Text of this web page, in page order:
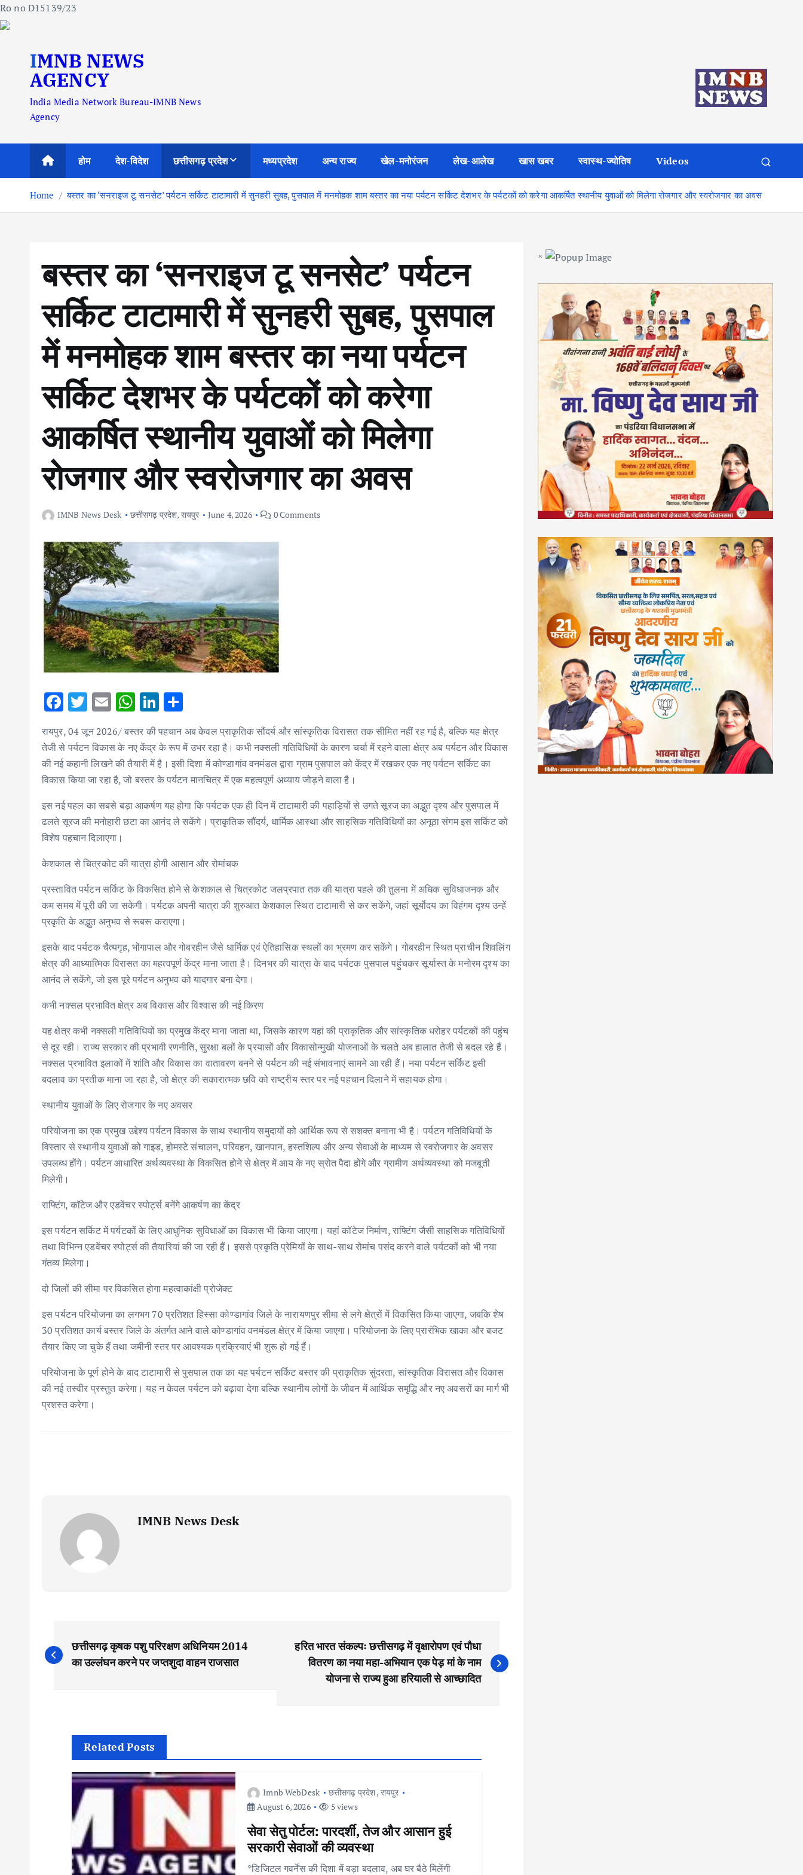
Ro no D15139/23
IMNB NEWS
AGENCY
lndia Media Network Bureau-IMNB News
Agency
होम देश-विदेश छत्तीसगढ़ प्रदेश मध्यप्रदेश अन्य राज्य खेल-मनोरंजन लेख-आलेख खास खबर स्वास्थ-ज्योतिष Videos
Home बस्तर का ‘सनराइज टू सनसेट’ पर्यटन सर्किट टाटामारी में सुनहरी सुबह, पुसपाल में मनमोहक शाम बस्तर का नया पर्यटन सर्किट देशभर के पर्यटकों को करेगा आकर्षित स्थानीय युवाओं को मिलेगा रोजगार और स्वरोजगार का अवस
बस्तर का ‘सनराइज टू सनसेट’ पर्यटन
सर्किट टाटामारी में सुनहरी सुबह, पुसपाल
में मनमोहक शाम बस्तर का नया पर्यटन
सर्किट देशभर के पर्यटकों को करेगा
आकर्षित स्थानीय युवाओं को मिलेगा
रोजगार और स्वरोजगार का अवस
IMNB News Desk छत्तीसगढ़ प्रदेश, रायपुर June 4, 2026 0 Comments
F
e
b
o
o
k
T
it
te
r
E
ai
l
W
at
s
A
p
p
Li
k
e
dI
n
ar
e
रायपुर, 04 जून 2026/ बस्तर की पहचान अब केवल प्राकृतिक सौंदर्य और सांस्कृतिक विरासत तक सीमित नहीं रह गई है, बल्कि यह क्षेत्र
तेजी से पर्यटन विकास के नए केंद्र के रूप में उभर रहा है। कभी नक्सली गतिविधियों के कारण चर्चा में रहने वाला क्षेत्र अब पर्यटन और विकास
की नई कहानी लिखने की तैयारी में है। इसी दिशा में कोण्डागांव वनमंडल द्वारा ग्राम पुसपाल को केंद्र में रखकर एक नए पर्यटन सर्किट का
विकास किया जा रहा है, जो बस्तर के पर्यटन मानचित्र में एक महत्वपूर्ण अध्याय जोड़ने वाला है।
इस नई पहल का सबसे बड़ा आकर्षण यह होगा कि पर्यटक एक ही दिन में टाटामारी की पहाड़ियों से उगते सूरज का अद्भुत दृश्य और पुसपाल में
ढलते सूरज की मनोहारी छटा का आनंद ले सकेंगे। प्राकृतिक सौंदर्य, धार्मिक आस्था और साहसिक गतिविधियों का अनूठा संगम इस सर्किट को
विशेष पहचान दिलाएगा।
केशकाल से चित्रकोट की यात्रा होगी आसान और रोमांचक
प्रस्तावित पर्यटन सर्किट के विकसित होने से केशकाल से चित्रकोट जलप्रपात तक की यात्रा पहले की तुलना में अधिक सुविधाजनक और
कम समय में पूरी की जा सकेगी। पर्यटक अपनी यात्रा की शुरुआत केशकाल स्थित टाटामारी से कर सकेंगे, जहां सूर्याेदय का विहंगम दृश्य उन्हें
प्रकृति के अद्भुत अनुभव से रूबरू कराएगा।
इसके बाद पर्यटक चैत्यगृह, भोंगापाल और गोबरहीन जैसे धार्मिक एवं ऐतिहासिक स्थलों का भ्रमण कर सकेंगे। गोबरहीन स्थित प्राचीन शिवलिंग
क्षेत्र की आध्यात्मिक विरासत का महत्वपूर्ण केंद्र माना जाता है। दिनभर की यात्रा के बाद पर्यटक पुसपाल पहुंचकर सूर्यास्त के मनोरम दृश्य का
आनंद ले सकेंगे, जो इस पूरे पर्यटन अनुभव को यादगार बना देगा।
कभी नक्सल प्रभावित क्षेत्र अब विकास और विश्वास की नई किरण
यह क्षेत्र कभी नक्सली गतिविधियों का प्रमुख केंद्र माना जाता था, जिसके कारण यहां की प्राकृतिक और सांस्कृतिक धरोहर पर्यटकों की पहुंच
से दूर रही। राज्य सरकार की प्रभावी रणनीति, सुरक्षा बलों के प्रयासों और विकासोन्मुखी योजनाओं के चलते अब हालात तेजी से बदल रहे हैं।
नक्सल प्रभावित इलाकों में शांति और विकास का वातावरण बनने से पर्यटन की नई संभावनाएं सामने आ रही हैं। नया पर्यटन सर्किट इसी
बदलाव का प्रतीक माना जा रहा है, जो क्षेत्र की सकारात्मक छवि को राष्ट्रीय स्तर पर नई पहचान दिलाने में सहायक होगा।
स्थानीय युवाओं के लिए रोजगार के नए अवसर
परियोजना का एक प्रमुख उद्देश्य पर्यटन विकास के साथ स्थानीय समुदायों को आर्थिक रूप से सशक्त बनाना भी है। पर्यटन गतिविधियों के
विस्तार से स्थानीय युवाओं को गाइड, होमस्टे संचालन, परिवहन, खानपान, हस्तशिल्प और अन्य सेवाओं के माध्यम से स्वरोजगार के अवसर
उपलब्ध होंगे। पर्यटन आधारित अर्थव्यवस्था के विकसित होने से क्षेत्र में आय के नए स्रोत पैदा होंगे और ग्रामीण अर्थव्यवस्था को मजबूती
मिलेगी।
राफ्टिंग, कॉटेज और एडवेंचर स्पोर्ट्स बनेंगे आकर्षण का केंद्र
इस पर्यटन सर्किट में पर्यटकों के लिए आधुनिक सुविधाओं का विकास भी किया जाएगा। यहां कॉटेज निर्माण, राफ्टिंग जैसी साहसिक गतिविधियों
तथा विभिन्न एडवेंचर स्पोर्ट्स की तैयारियां की जा रही हैं। इससे प्रकृति प्रेमियों के साथ-साथ रोमांच पसंद करने वाले पर्यटकों को भी नया
गंतव्य मिलेगा।
दो जिलों की सीमा पर विकसित होगा महत्वाकांक्षी प्रोजेक्ट
इस पर्यटन परियोजना का लगभग 70 प्रतिशत हिस्सा कोण्डागांव जिले के नारायणपुर सीमा से लगे क्षेत्रों में विकसित किया जाएगा, जबकि शेष
30 प्रतिशत कार्य बस्तर जिले के अंतर्गत आने वाले कोण्डागांव वनमंडल क्षेत्र में किया जाएगा। परियोजना के लिए प्रारंभिक खाका और बजट
तैयार किए जा चुके हैं तथा जमीनी स्तर पर आवश्यक प्रक्रियाएं भी शुरू हो गई हैं।
परियोजना के पूर्ण होने के बाद टाटामारी से पुसपाल तक का यह पर्यटन सर्किट बस्तर की प्राकृतिक सुंदरता, सांस्कृतिक विरासत और विकास
की नई तस्वीर प्रस्तुत करेगा। यह न केवल पर्यटन को बढ़ावा देगा बल्कि स्थानीय लोगों के जीवन में आर्थिक समृद्धि और नए अवसरों का मार्ग भी
प्रशस्त करेगा।
IMNB News Desk
P
o
छत्तीसगढ़ कृषक पशु परिरक्षण अधिनियम 2014
का उल्लंघन करने पर जप्तशुदा वाहन राजसात
हरित भारत संकल्पः छत्तीसगढ़ में वृक्षारोपण एवं पौधा
वितरण का नया महा-अभियान एक पेड़ मां के नाम
योजना से राज्य हुआ हरियाली से आच्छादित
Related Posts
Imnb WebDesk छत्तीसगढ़ प्रदेश, रायपुर
August 6, 2026
5 views
सेवा सेतु पोर्टल: पारदर्शी, तेज और आसान हुई
सरकारी सेवाओं की व्यवस्था
*डिजिटल गवर्नेंस की दिशा में बड़ा बदलाव, अब घर बैठे मिलेंगी
×